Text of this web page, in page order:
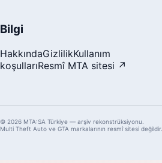
Bilgi
HakkındaGizlilikKullanım
koşullarıResmî MTA sitesi ↗
© 2026 MTA:SA Türkiye — arşiv rekonstrüksiyonu.
Multi Theft Auto ve GTA markalarının resmî sitesi değildir.